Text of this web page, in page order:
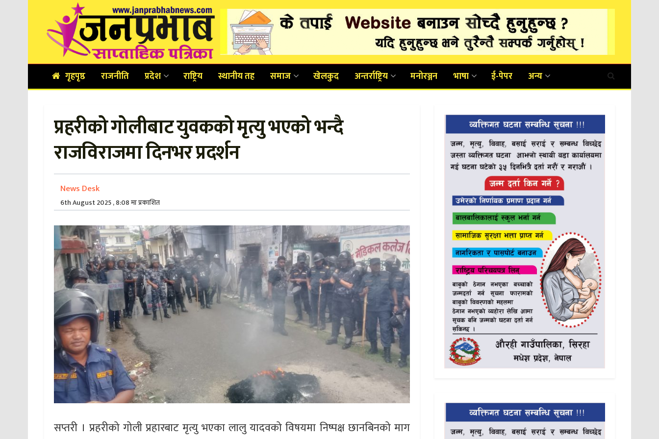
गृहपृष्ठ राजनीति प्रदेश राष्ट्रिय स्थानीय तह समाज खेलकुद अन्तर्राष्ट्रिय मनोरञ्जन भाषा ई-पेपर अन्य
प्रहरीको गोलीबाट युवकको मृत्यु भएको भन्दै
राजविराजमा दिनभर प्रदर्शन
News Desk
6th August 2025 , 8:08 मा प्रकाशित
सप्तरी । प्रहरीको गोली प्रहारबाट मृत्यु भएका लालु यादवको विषयमा निष्पक्ष छानबिनको माग